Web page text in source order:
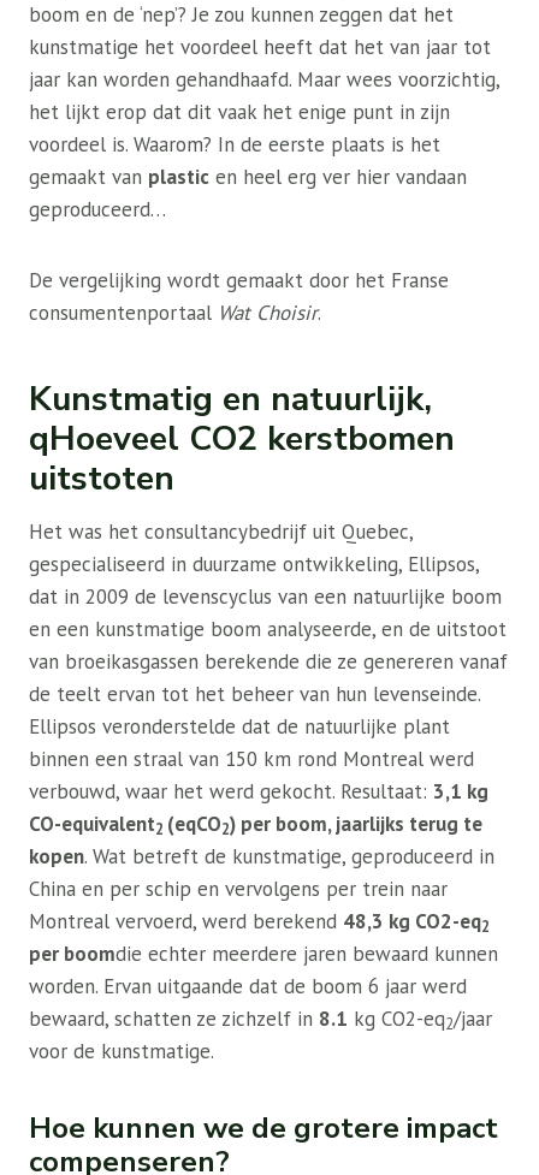
boom en de ‘nep’? Je zou kunnen zeggen dat het
kunstmatige het voordeel heeft dat het van jaar tot
jaar kan worden gehandhaafd. Maar wees voorzichtig,
het lijkt erop dat dit vaak het enige punt in zijn
voordeel is. Waarom? In de eerste plaats is het
gemaakt van plastic en heel erg ver hier vandaan
geproduceerd…
De vergelijking wordt gemaakt door het Franse
consumentenportaal Wat Choisir.
Kunstmatig en natuurlijk,
qHoeveel CO2 kerstbomen
uitstoten
Het was het consultancybedrijf uit Quebec,
gespecialiseerd in duurzame ontwikkeling, Ellipsos,
dat in 2009 de levenscyclus van een natuurlijke boom
en een kunstmatige boom analyseerde, en de uitstoot
van broeikasgassen berekende die ze genereren vanaf
de teelt ervan tot het beheer van hun levenseinde.
Ellipsos veronderstelde dat de natuurlijke plant
binnen een straal van 150 km rond Montreal werd
verbouwd, waar het werd gekocht. Resultaat: 3,1 kg
CO-equivalent2 (eqCO2) per boom, jaarlijks terug te
kopen. Wat betreft de kunstmatige, geproduceerd in
China en per schip en vervolgens per trein naar
Montreal vervoerd, werd berekend 48,3 kg CO2-eq2
per boomdie echter meerdere jaren bewaard kunnen
worden. Ervan uitgaande dat de boom 6 jaar werd
bewaard, schatten ze zichzelf in 8.1 kg CO2-eq2/jaar
voor de kunstmatige.
Hoe kunnen we de grotere impact
compenseren?